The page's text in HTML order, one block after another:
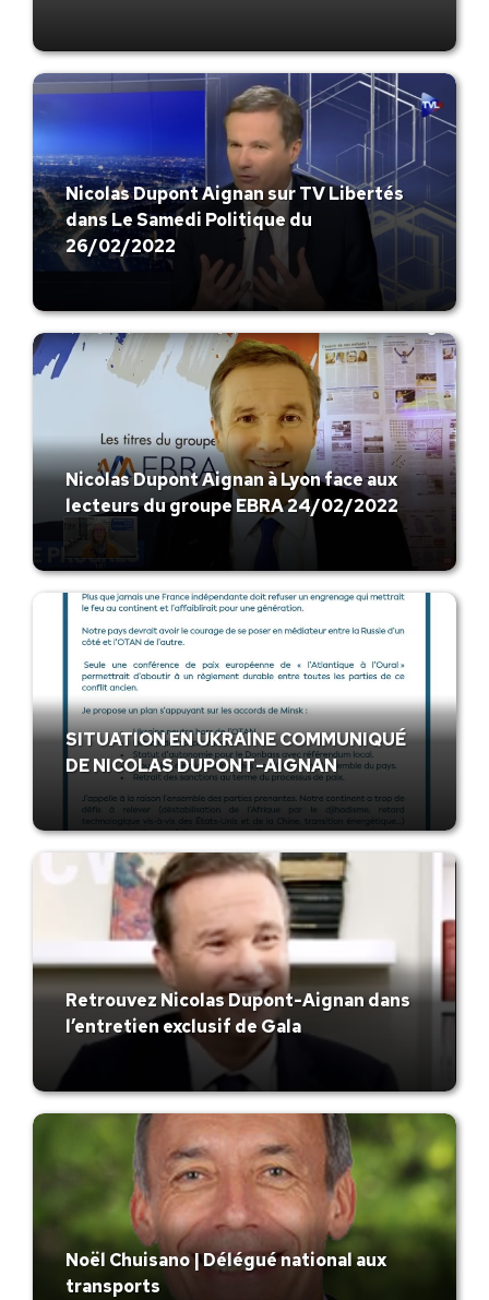
Nicolas Dupont Aignan sur TV Libertés
dans Le Samedi Politique du
26/02/2022
Nicolas Dupont Aignan à Lyon face aux
lecteurs du groupe EBRA 24/02/2022
SITUATION EN UKRAINE COMMUNIQUÉ
DE NICOLAS DUPONT-AIGNAN
Retrouvez Nicolas Dupont-Aignan dans
l’entretien exclusif de Gala
Noël Chuisano | Délégué national aux
transports